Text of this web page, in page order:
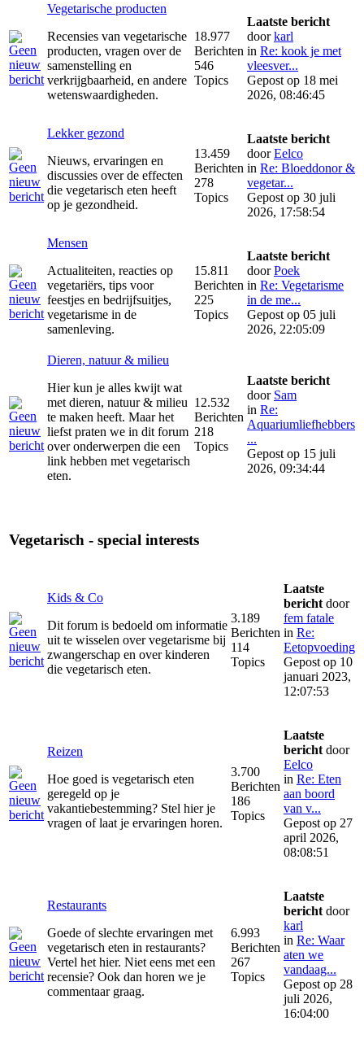
Vegetarische producten
Recensies van vegetarische
producten, vragen over de
samenstelling en
verkrijgbaarheid, en andere
wetenswaardigheden.
18.977
Berichten
546
Topics
Laatste bericht
doorkarl
in Re: kook je met
vleesver...
Gepost op 18 mei
2026, 08:46:45
Lekker gezond
Nieuws, ervaringen en
discussies over de effecten
die vegetarisch eten heeft
op je gezondheid.
13.459
Berichten
278
Topics
Laatste bericht
doorEelco
in Re: Bloeddonor &
vegetar...
Gepost op 30 juli
2026, 17:58:54
Mensen
Actualiteiten, reacties op
vegetariërs, tips voor
feestjes en bedrijfsuitjes,
vegetarisme in de
samenleving.
15.811
Berichten
225
Topics
Laatste bericht
doorPoek
in Re: Vegetarisme
in de me...
Gepost op 05 juli
2026, 22:05:09
Dieren, natuur & milieu
Hier kun je alles kwijt wat
met dieren, natuur & milieu
te maken heeft. Maar het
liefst praten we in dit forum
over onderwerpen die een
link hebben met vegetarisch
eten.
12.532
Berichten
218
Topics
Laatste bericht
door Sam
in Re:
Aquariumliefhebbers
...
Gepost op 15 juli
2026, 09:34:44
Vegetarisch - special interests
Kids & Co
Dit forum is bedoeld om informatie
uit te wisselen over vegetarisme bij
zwangerschap en over kinderen
die vegetarisch eten.
3.189
Berichten
114
Topics
Laatste
bericht door
fem fatale
in Re:
Eetopvoeding
Gepost op 10
januari 2023,
12:07:53
Reizen
Hoe goed is vegetarisch eten
geregeld op je
vakantiebestemming? Stel hier je
vragen of laat je ervaringen horen.
3.700
Berichten
186
Topics
Laatste
bericht door
Eelco
in Re: Eten
aan boord
van v...
Gepost op 27
april 2026,
08:08:51
Restaurants
Goede of slechte ervaringen met
vegetarisch eten in restaurants?
Vertel het hier. Niet eens met een
recensie? Ook dan horen we je
commentaar graag.
6.993
Berichten
267
Topics
Laatste
bericht door
karl
in Re: Waar
aten we
vandaag...
Gepost op 28
juli 2026,
16:04:00